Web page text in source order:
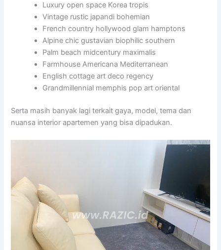
Luxury open space Korea tropis
Vintage rustic japandi bohemian
French country hollywood glam hamptons
Alpine chic gustavian biophilic southern
Palm beach midcentury maximalis
Farmhouse Americana Mediterranean
English cottage art deco regency
Grandmillennial memphis pop art oriental
Serta masih banyak lagi terkait gaya, model, tema dan
nuansa interior apartemen yang bisa dipadukan.